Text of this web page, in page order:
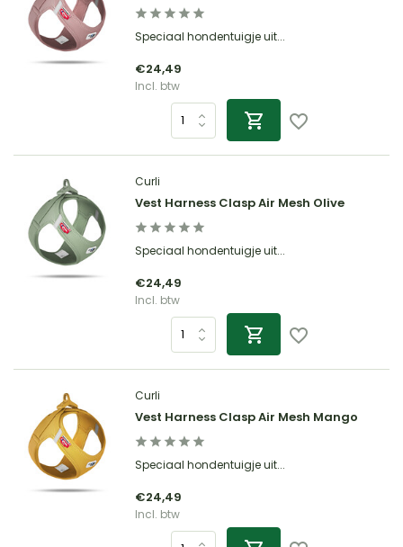
Speciaal hondentuigje uit...
€24,49
Incl. btw
Curli
Vest Harness Clasp Air Mesh Olive
Speciaal hondentuigje uit...
€24,49
Incl. btw
Curli
Vest Harness Clasp Air Mesh Mango
Speciaal hondentuigje uit...
€24,49
Incl. btw